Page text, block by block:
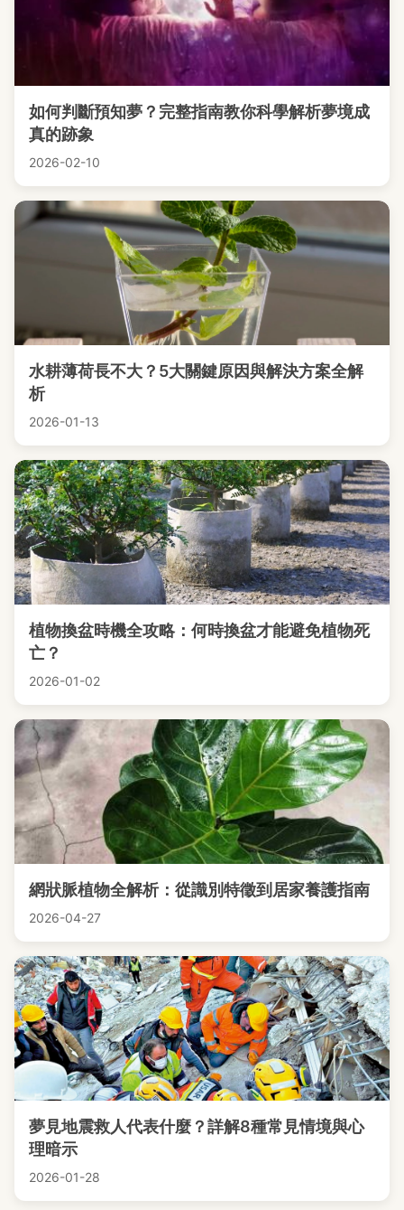
如何判斷預知夢？完整指南教你科學解析夢境成
真的跡象
2026-02-10
水耕薄荷長不大？5大關鍵原因與解決方案全解
析
2026-01-13
植物換盆時機全攻略：何時換盆才能避免植物死
亡？
2026-01-02
網狀脈植物全解析：從識別特徵到居家養護指南
2026-04-27
夢見地震救人代表什麼？詳解8種常見情境與心
理暗示
2026-01-28